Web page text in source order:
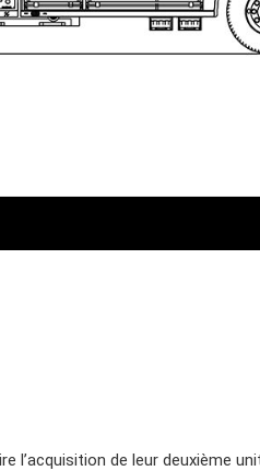
l’acquisition de leur deuxième